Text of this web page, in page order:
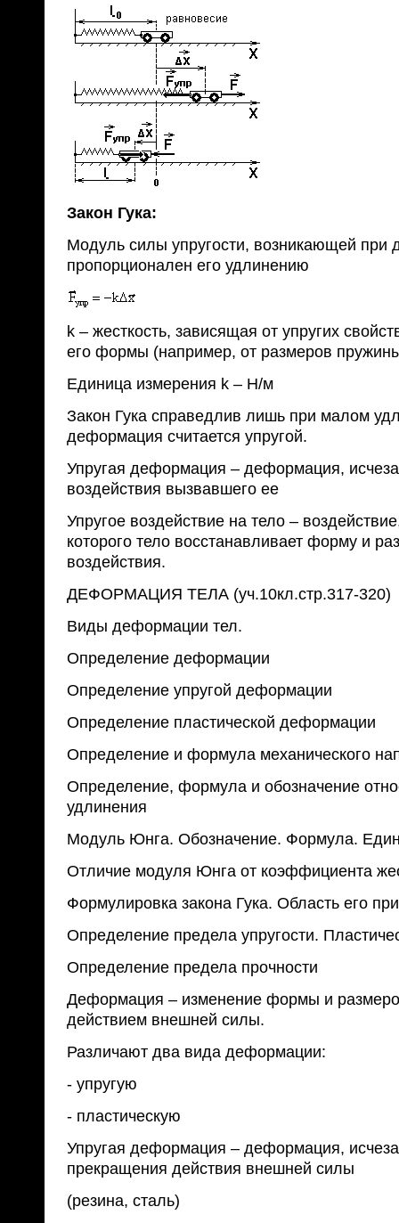
Закон Гука:
Модуль силы упругости, возникающей при
пропорционален его удлинению
k – жесткость, зависящая от упругих
его формы (например, от размеров
Единица измерения k – Н/м
Закон Гука справедлив лишь при малом
деформация считается упругой.
Упругая деформация – деформация,
воздействия вызвавшего ее
Упругое воздействие на тело –
которого тело восстанавливает форму и
воздействия.
ДЕФОРМАЦИЯ ТЕЛА (уч.10кл.стр.317-320)
Виды деформации тел.
Определение деформации
Определение упругой деформации
Определение пластической деформации
Определение и формула механического
Определение, формула и обозначение
удлинения
Модуль Юнга. Обозначение. Формула.
Отличие модуля Юнга от коэффициента
Формулировка закона Гука. Область его
Определение предела упругости.
Определение предела прочности
Деформация – изменение формы и
действием внешней силы.
Различают два вида деформации:
- упругую
- пластическую
Упругая деформация – деформация,
прекращения действия внешней силы
(резина, сталь)